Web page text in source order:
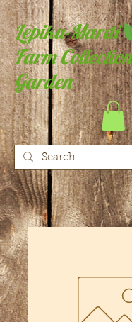
Lepiku-Mardi
Farm Collection
Garden